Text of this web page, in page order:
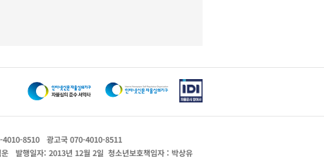
4010-8510
광고국 070-4010-8511
발행일자: 2013년 12월 2일 청소년보호책임자 : 박상유